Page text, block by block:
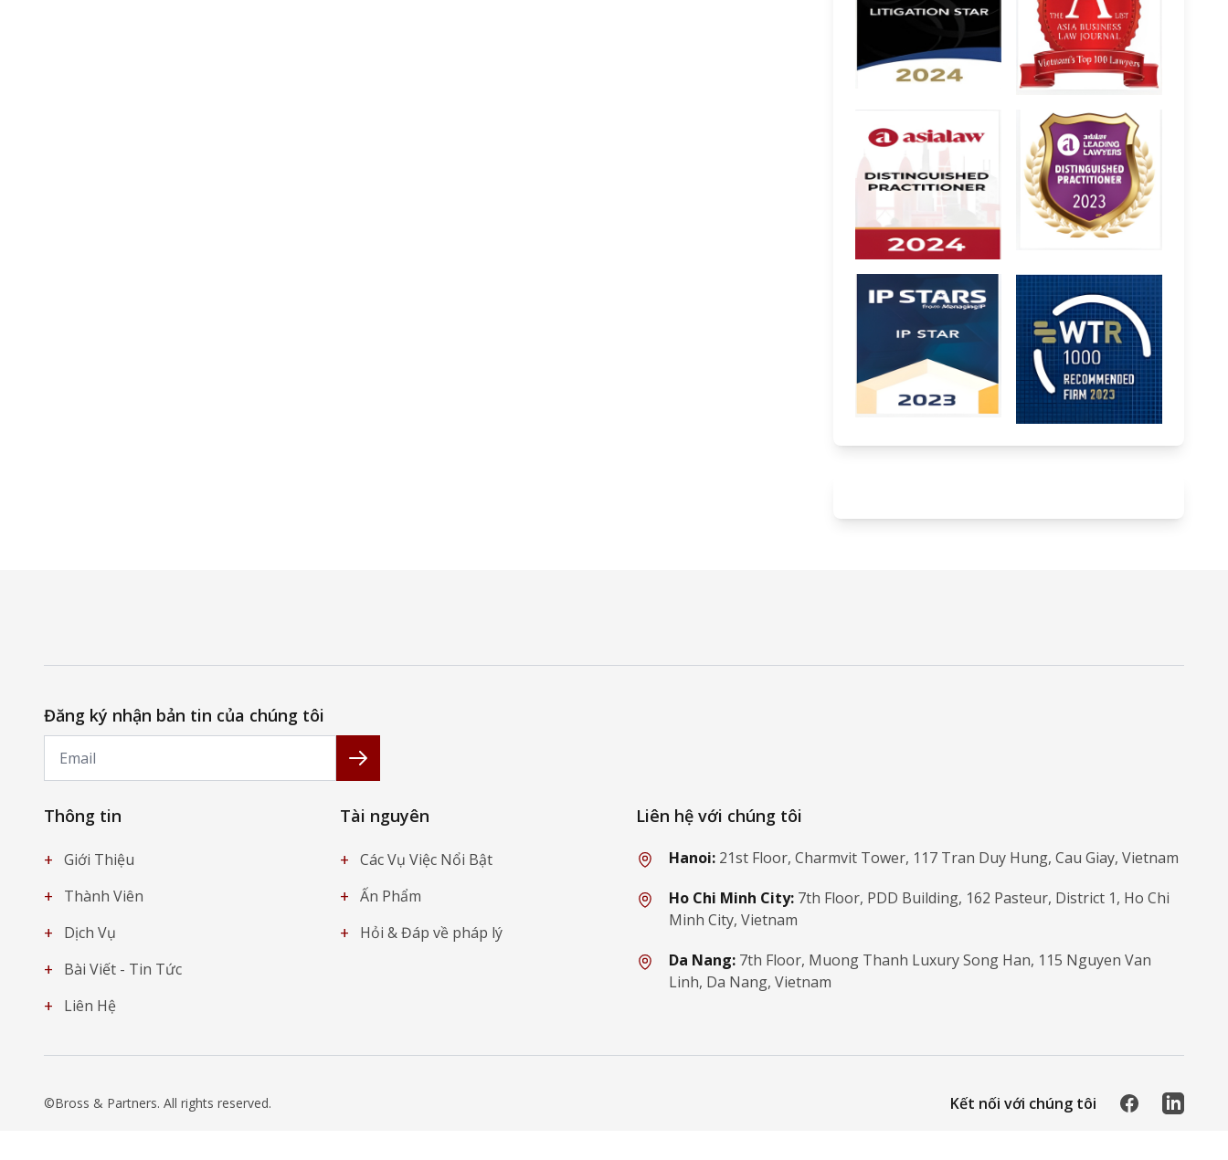
Đăng ký nhận bản tin của chúng tôi
Đăng ký
Thông tin
+ Giới Thiệu
+ Thành Viên
+ Dịch Vụ
+ Bài Viết - Tin Tức
+ Liên Hệ
Tài nguyên
+ Các Vụ Việc Nổi Bật
+ Ấn Phẩm
+ Hỏi & Đáp về pháp lý
Liên hệ với chúng tôi
Hanoi: 21st Floor, Charmvit Tower, 117 Tran Duy Hung, Cau Giay, Vietnam
Ho Chi Minh City: 7th Floor, PDD Building, 162 Pasteur, District 1, Ho Chi
Minh City, Vietnam
Da Nang: 7th Floor, Muong Thanh Luxury Song Han, 115 Nguyen Van
Linh, Da Nang, Vietnam
©Bross & Partners. All rights reserved. Kết nối với chúng tôi FacebookLinkedIn